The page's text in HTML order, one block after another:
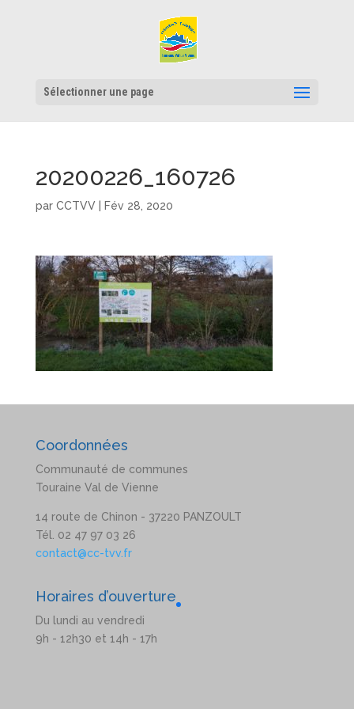
Sélectionner une page
20200226_160726
par CCTVV| Fév 28, 2020
Coordonnées
Communauté de communes
Touraine Val de Vienne
14 route de Chinon - 37220 PANZOULT
Tél. 02 47 97 03 26
contact@cc-tvv.fr
Horaires d’ouverture
Du lundi au vendredi
9h - 12h30 et 14h - 17h